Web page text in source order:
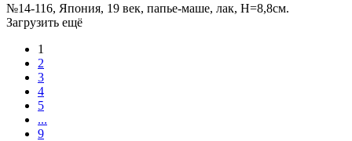
№14-116, Япония, 19 век, папье-маше, лак, Н=8,8см.
Загрузить ещё
1
2
3
4
5
...
9